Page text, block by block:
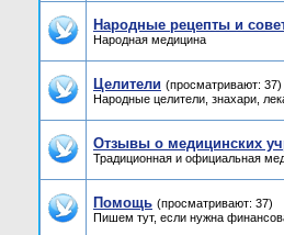
Народные рецепты и
Народная медицина
Целители (просматривают: 37)
Народные целители, знахари,
Отзывы о медицинских
Традиционная и официальная
Помощь (просматривают: 37)
Пишем тут, если нужна